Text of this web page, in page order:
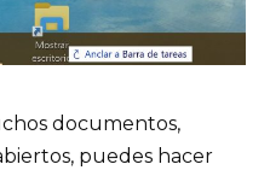
documentos,
puedes hacer